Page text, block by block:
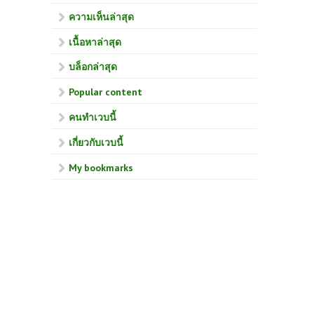
ความเห็นล่าสุด
เนื้อหาล่าสุด
บล็อกล่าสุด
Popular content
คนทำเวบนี้
เกี่ยวกับเวบนี้
My bookmarks